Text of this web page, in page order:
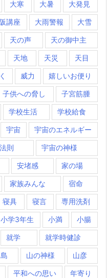
大寒 大暑 大発見
講座 大雨警報 大雪
天の声 天の御中主
天地 天災 天目
威力 嬉しいお便り
子供への脅し 子宮筋腫
学校生活 学校給食
宇宙 宇宙のエネルギー
則 宇宙の神様
安堵感 家の場
家族みんな 宿命
寝具 寝言 専用洗剤
小学3年生 小満 小腸
就学 就学時健診
山の神様 山彦
平和への思い 年寄り